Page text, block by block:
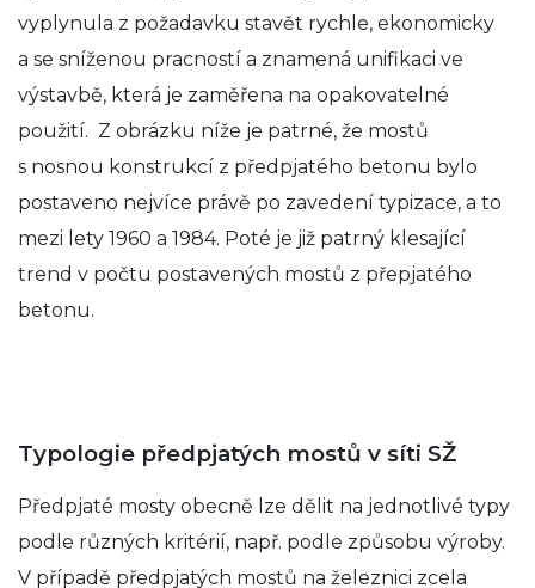
vyplynula z požadavku stavět rychle, ekonomicky
a se sníženou pracností a znamená unifikaci ve
výstavbě, která je zaměřena na opakovatelné
použití. Z obrázku níže je patrné, že mostů
s nosnou konstrukcí z předpjatého betonu bylo
postaveno nejvíce právě po zavedení typizace, a to
mezi lety 1960 a 1984. Poté je již patrný klesající
trend v počtu postavených mostů z přepjatého
betonu.
Typologie předpjatých mostů v síti SŽ
Předpjaté mosty obecně lze dělit na jednotlivé typy
podle různých kritérií, např. podle způsobu výroby.
V případě předpjatých mostů na železnici zcela